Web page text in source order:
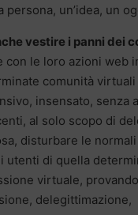
persona, un’idea, un
vestire i panni dei
con le loro azioni web
comunità
insensato, senza
al solo scopo di
disturbare le
utenti di quella
virtuale,
delegittimazione,